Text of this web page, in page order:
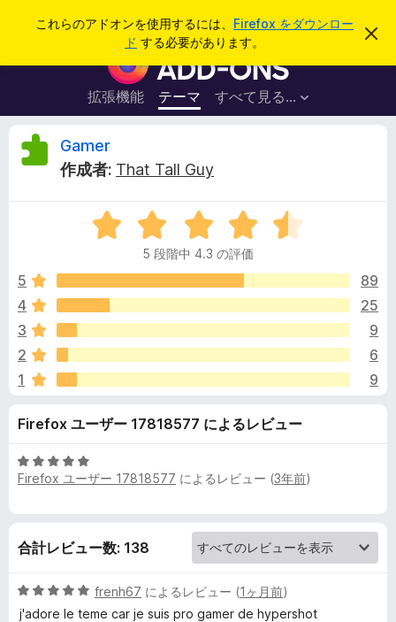
これらのアドオンを使用するには、 Firefox をダウンロー
ド する必要があります。
こ
を
F
i
r
e
x
ラ
ウ
ザ
ー
ド
オ
ン
拡張機能 テーマ すべて見る...
ログイン
G
e
r
の
レ
ビ
ュ
ー
Gamer
作成者: That Tall Guy
5
段
中
.
の
価
5 段階中 4.3 の評価
5
89
4
25
3
9
2
6
1
9
Firefox ユーザー 17818577 によるレビュー
5
段
の
価
Firefox ユーザー 17818577 によるレビュー (3年前)
合計レビュー数: 138
5
段
frenh67 によるレビュー (1ヶ月前)
j'adore le teme car je suis pro gamer de hypershot